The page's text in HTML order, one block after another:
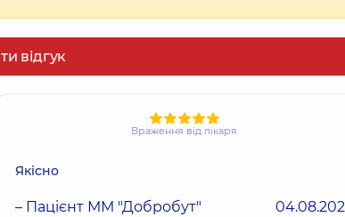
відгук
Враження від лікаря
Якісно
– Пацієнт ММ "Добробут"